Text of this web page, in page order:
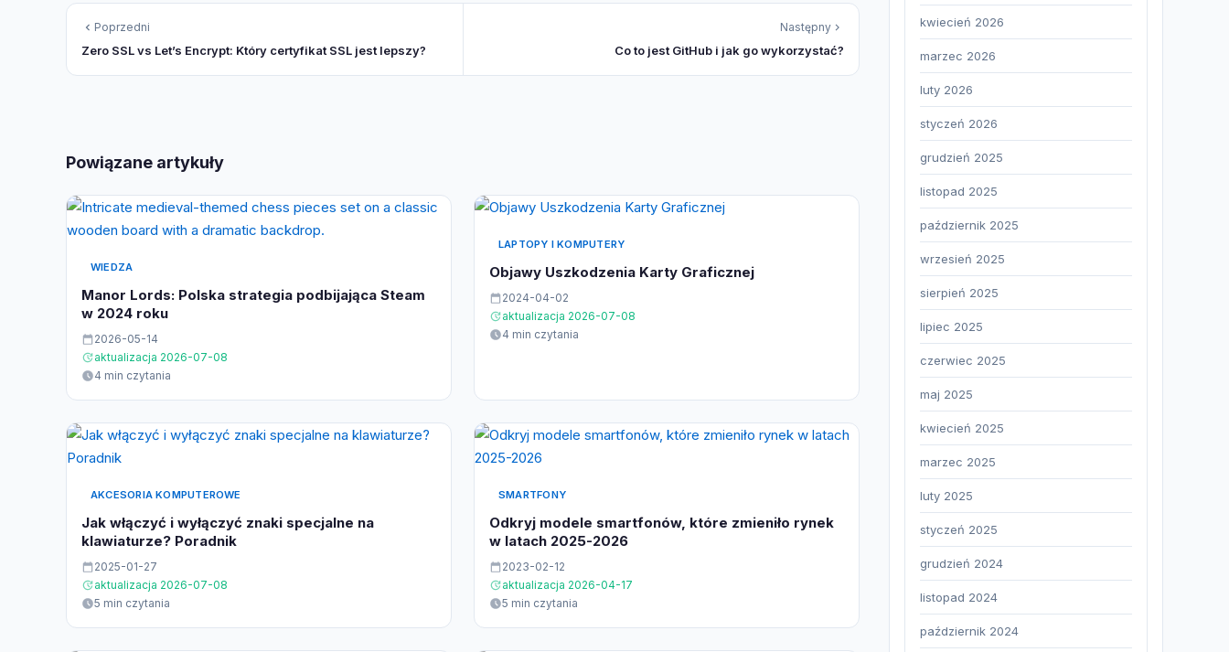
Poprzedni
Zero SSL vs Let’s Encrypt: Który certyfikat SSL jest lepszy?
Następny
Co to jest GitHub i jak go wykorzystać?
Powiązane artykuły
WIEDZA
Manor Lords: Polska strategia podbijająca Steam
w 2024 roku
2026-05-14
aktualizacja 2026-07-08
4 min czytania
LAPTOPY I KOMPUTERY
Objawy Uszkodzenia Karty Graficznej
2024-04-02
aktualizacja 2026-07-08
4 min czytania
AKCESORIA KOMPUTEROWE
Jak włączyć i wyłączyć znaki specjalne na
klawiaturze? Poradnik
2025-01-27
aktualizacja 2026-07-08
5 min czytania
SMARTFONY
Odkryj modele smartfonów, które zmieniło rynek
w latach 2025-2026
2023-02-12
aktualizacja 2026-04-17
5 min czytania
kwiecień 2026
marzec 2026
luty 2026
styczeń 2026
grudzień 2025
listopad 2025
październik 2025
wrzesień 2025
sierpień 2025
lipiec 2025
czerwiec 2025
maj 2025
kwiecień 2025
marzec 2025
luty 2025
styczeń 2025
grudzień 2024
listopad 2024
październik 2024